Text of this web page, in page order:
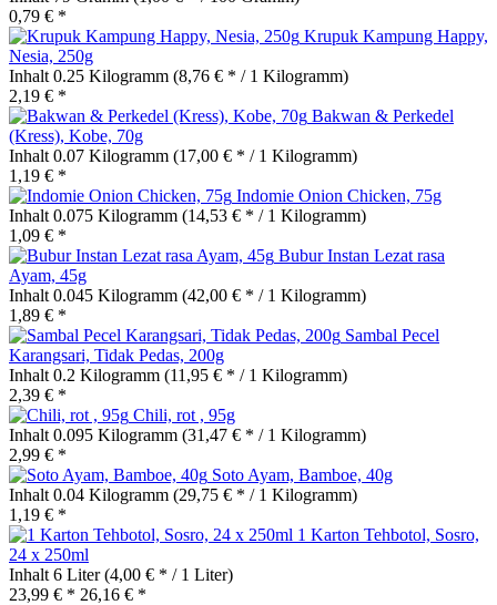
0,79 € *
Krupuk Kampung Happy,
Nesia, 250g
Inhalt 0.25 Kilogramm (8,76 € * / 1 Kilogramm)
2,19 € *
Bakwan & Perkedel
(Kress), Kobe, 70g
Inhalt 0.07 Kilogramm (17,00 € * / 1 Kilogramm)
1,19 € *
Indomie Onion Chicken, 75g
Inhalt 0.075 Kilogramm (14,53 € * / 1 Kilogramm)
1,09 € *
Bubur Instan Lezat rasa
Ayam, 45g
Inhalt 0.045 Kilogramm (42,00 € * / 1 Kilogramm)
1,89 € *
Sambal Pecel
Karangsari, Tidak Pedas, 200g
Inhalt 0.2 Kilogramm (11,95 € * / 1 Kilogramm)
2,39 € *
Chili, rot , 95g
Inhalt 0.095 Kilogramm (31,47 € * / 1 Kilogramm)
2,99 € *
Soto Ayam, Bamboe, 40g
Inhalt 0.04 Kilogramm (29,75 € * / 1 Kilogramm)
1,19 € *
1 Karton Tehbotol, Sosro,
24 x 250ml
Inhalt 6 Liter(4,00 € * / 1 Liter)
23,99 € * 26,16 € *